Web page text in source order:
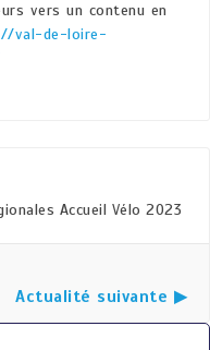
vers un contenu en
val-de-loire-
Accueil Vélo 2023
Actualité suivante ▶